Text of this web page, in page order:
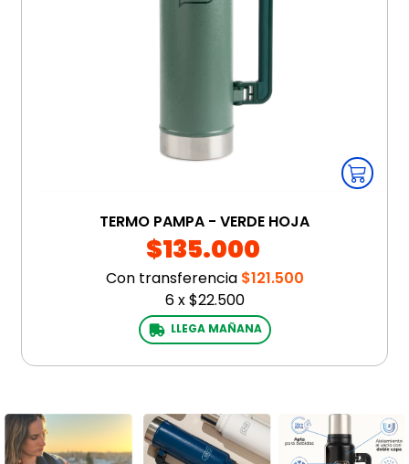
TERMO PAMPA - VERDE HOJA
$135.000
Con transferencia $121.500
6x$22.500
LLEGA MAÑANA